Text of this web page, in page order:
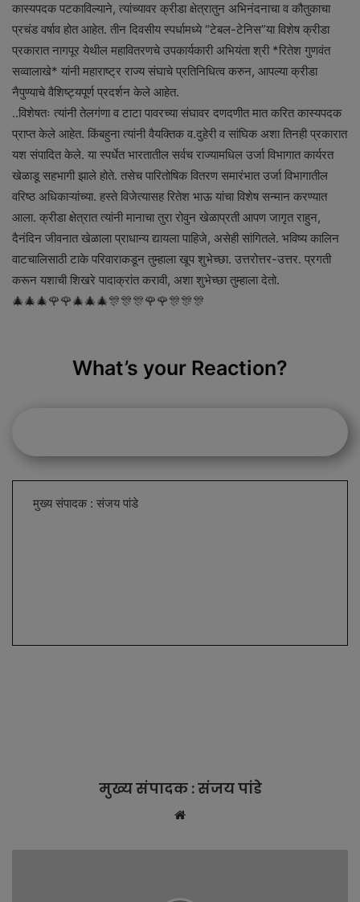
कास्यपदक पटकाविल्याने, त्यांच्यावर क्रीडा क्षेत्रातुन अभिनंदनाचा व कौतुकाचा
प्रचंड वर्षाव होत आहेत. तीन दिवसीय स्पर्धामध्ये “टेबल-टेनिस”या विशेष क्रीडा
प्रकारात नागपूर येथील महावितरणचे उपकार्यकारी अभियंता श्री *रितेश गुणवंत
सव्वालाखे* यांनी महाराष्ट्र राज्य संघाचे प्रतिनिधित्व करुन, आपल्या क्रीडा
नैपुण्याचे वैशिष्ट्यपूर्ण प्रदर्शन केले आहेत.
..विशेषतः त्यांनी तेलगंणा व टाटा पावरच्या संघावर दणदणीत मात करित कास्यपदक
प्राप्त केले आहेत. किंबहुना त्यांनी वैयक्तिक व.दुहेरी व सांघिक अशा तिनही प्रकारात
यश संपादित केले. या स्पर्धेत भारतातील सर्वच राज्यामधिल उर्जा विभागात कार्यरत
खेळाडू सहभागी झाले होते. तसेच पारितोषिक वितरण समारंभात उर्जा विभागातील
वरिष्ठ अधिकाऱ्यांच्या. हस्ते विजेत्यासह रितेश भाऊ यांचा विशेष सन्मान करण्यात
आला. क्रीडा क्षेत्रात त्यांनी मानाचा तुरा रोवुन खेळाप्रती आपण जागृत राहुन,
दैनंदिन जीवनात खेळाला प्राधान्य द्यायला पाहिजे, असेही सांगितले. भविष्य कालिन
वाटचालिसाठी टाके परिवाराकडून तुम्हाला खूप शुभेच्छा. उत्तरोत्तर-उत्तर. प्रगती
करून यशाची शिखरे पादाक्रांत करावी, अशा शुभेच्छा तुम्हाला देतो.
🎄🎄🎄🌹🌹🎄🎄🎄🎊🎊🎊🌹🌹🎊🎊🎊
What’s your Reaction?
मुख्य संपादक : संजय पांडे
मुख्य संपादक : संजय पांडे
b